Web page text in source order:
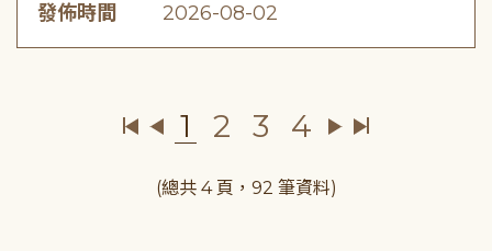
發佈時間 2026-08-02
1 2 3 4
(總共 4 頁，92 筆資料)